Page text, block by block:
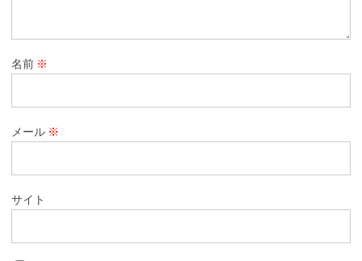
名前 ※
メール ※
サイト